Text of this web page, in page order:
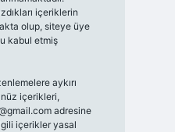
içeriklerin
olup, siteye üye
kabul etmiş
aykırı
içerikleri,
adresine
içerikler yasal